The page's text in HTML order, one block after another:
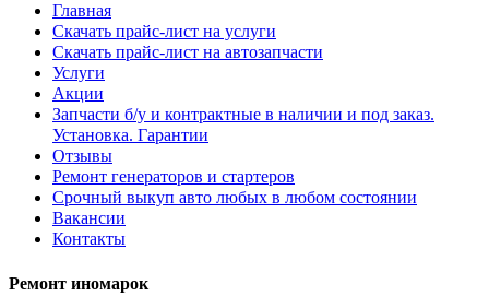
Главная
Скачать прайс-лист на услуги
Скачать прайс-лист на автозапчасти
Услуги
Акции
Запчасти б/у и контрактные в наличии и под заказ.
Установка. Гарантии
Отзывы
Ремонт генераторов и стартеров
Cрочный выкуп авто любых в любом состоянии
Вакансии
Контакты
Ремонт иномарок